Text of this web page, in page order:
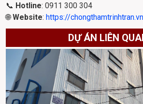
📞 Hotline: 0911 300 304
🌐 Website: https://chongthamtrinhtran.vn
DỰ ÁN LIÊN